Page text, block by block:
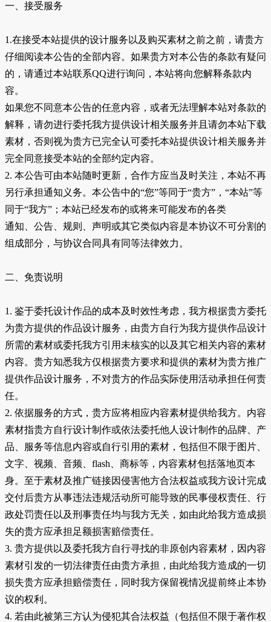
一、接受服务
1.在接受本站提供的设计服务以及购买素材之前之前，请贵方
仔细阅读本公告的全部内容。如果贵方对本公告的条款有疑问
的，请通过本站联系QQ进行询问，本站将向您解释条款内
容。
如果您不同意本公告的任意内容，或者无法理解本站对条款的
解释，请勿进行委托我方提供设计相关服务并且请勿本站下载
素材，否则视为贵方已完全认可委托本站提供设计相关服务并
完全同意接受本站的全部约定内容。
2. 本公告可由本站随时更新，合作方应当及时关注，本站不再
另行承担通知义务。本公告中的“您”等同于“贵方”，“本站”等
同于“我方”；本站已经发布的或将来可能发布的各类
通知、公告、规则、声明或其它类似内容是本协议不可分割的
组成部分，与协议合同具有同等法律效力。
二、免责说明
1. 鉴于委托设计作品的成本及时效性考虑，我方根据贵方委托
为贵方提供的作品设计服务，由贵方自行为我方提供作品设计
所需的素材或委托我方引用未核实的以及其它相关内容的素材
内容。贵方知悉我方仅根据贵方要求和提供的素材为贵方推广
提供作品设计服务，不对贵方的作品实际使用活动承担任何责
任。
2. 依据服务的方式，贵方应将相应内容素材提供给我方。内容
素材指贵方自行设计制作或依法委托他人设计制作的品牌、产
品、服务等信息内容或自行引用的素材，包括但不限于图片、
文字、视频、音频、flash、商标等，内容素材包括落地页本
身。至于素材及推广链接因侵害他方合法权益或我方设计完成
交付后贵方从事违法违规活动所可能导致的民事侵权责任、行
政处罚责任以及刑事责任均与我方无关，如由此给我方造成损
失的贵方应承担足额损害赔偿责任。
3. 贵方提供以及委托我方自行寻找的非原创内容素材，因内容
素材引发的一切法律责任由贵方承担，由此给我方造成的一切
损失贵方应承担赔偿责任，同时我方保留视情况提前终止本协
议的权利。
4. 若由此被第三方认为侵犯其合法权益（包括但不限于著作权